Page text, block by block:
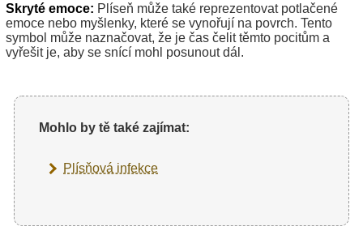
Skryté emoce: Plíseň může také reprezentovat potlačené
emoce nebo myšlenky, které se vynořují na povrch. Tento
symbol může naznačovat, že je čas čelit těmto pocitům a
vyřešit je, aby se snící mohl posunout dál.
Mohlo by tě také zajímat:
Plísňová infekce